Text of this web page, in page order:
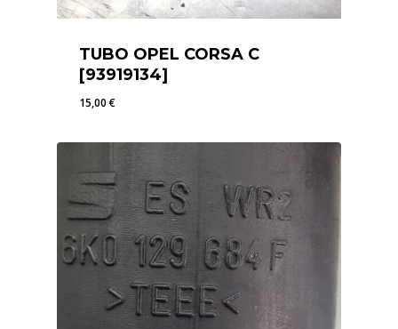
TUBO OPEL CORSA C
[93919134]
15,00€